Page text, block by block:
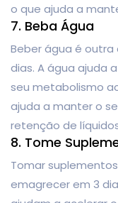
o que ajuda a
7. Beba Água
Beber água é
dias. A água ajuda
seu metabolismo
ajuda a manter o
retenção de
8. Tome
Tomar
emagrecer em 3